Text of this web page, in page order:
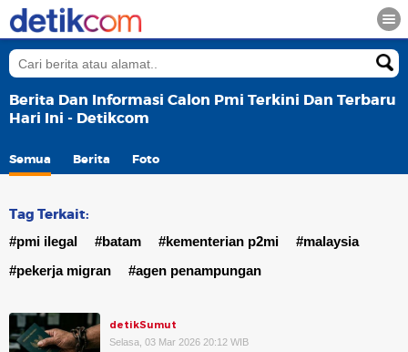
Berita Dan Informasi Calon Pmi Terkini Dan Terbaru
Hari Ini - Detikcom
Semua Berita Foto
Tag Terkait:
#pmi ilegal #batam #kementerian p2mi
#malaysia
#pekerja migran
#agen penampungan
detikSumut
Selasa, 03 Mar 2026 20:12 WIB